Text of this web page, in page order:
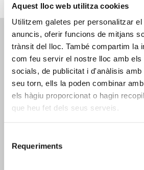
Aquest lloc web utilitza cookies
Utilitzem galetes per personalitzar
anuncis, oferir funcions de mitjans
trànsit del lloc. També compartim la
com feu servir el nostre lloc amb els
socials, de publicitat i d'anàlisis amb
seu torn, ells la poden combinar
els hàgiu proporcionat o hagin
que heu fet dels seus serveis.
Requeriments
Veure també